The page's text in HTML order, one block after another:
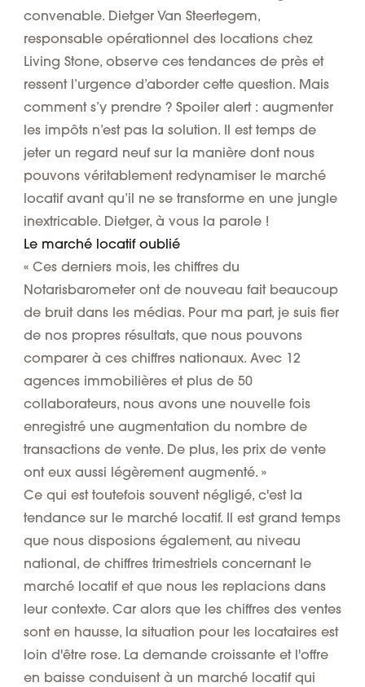
convenable. Dietger Van Steertegem,
responsable opérationnel des locations chez
Living Stone, observe ces tendances de près et
ressent l’urgence d’aborder cette question. Mais
comment s’y prendre ? Spoiler alert : augmenter
les impôts n’est pas la solution. Il est temps de
jeter un regard neuf sur la manière dont nous
pouvons véritablement redynamiser le marché
locatif avant qu’il ne se transforme en une jungle
inextricable. Dietger, à vous la parole !
Le marché locatif oublié
« Ces derniers mois, les chiffres du
Notarisbarometer ont de nouveau fait beaucoup
de bruit dans les médias. Pour ma part, je suis fier
de nos propres résultats, que nous pouvons
comparer à ces chiffres nationaux. Avec 12
agences immobilières et plus de 50
collaborateurs, nous avons une nouvelle fois
enregistré une augmentation du nombre de
transactions de vente. De plus, les prix de vente
ont eux aussi légèrement augmenté. »
Ce qui est toutefois souvent négligé, c'est la
tendance sur le marché locatif. Il est grand temps
que nous disposions également, au niveau
national, de chiffres trimestriels concernant le
marché locatif et que nous les replacions dans
leur contexte. Car alors que les chiffres des ventes
sont en hausse, la situation pour les locataires est
loin d'être rose. La demande croissante et l'offre
en baisse conduisent à un marché locatif qui